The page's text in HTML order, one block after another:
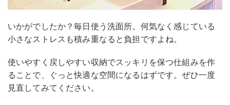
いかがでしたか？毎日使う洗面所。何気なく感じている
小さなストレスも積み重なると負担ですよね。
使いやすく戻しやすい収納でスッキリを保つ仕組みを作
ることで、ぐっと快適な空間になるはずです。ぜひ一度
見直してみてください。